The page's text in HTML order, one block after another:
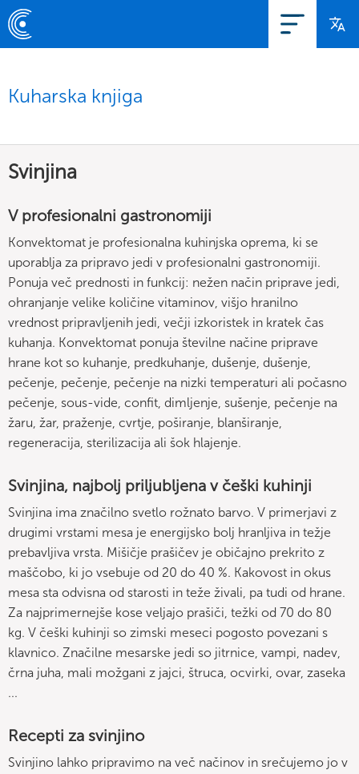
Kuharska knjiga
Svinjina
V profesionalni gastronomiji
Konvektomat je profesionalna kuhinjska oprema, ki se
uporablja za pripravo jedi v profesionalni gastronomiji.
Ponuja več prednosti in funkcij: nežen način priprave jedi,
ohranjanje velike količine vitaminov, višjo hranilno
vrednost pripravljenih jedi, večji izkoristek in kratek čas
kuhanja. Konvektomat ponuja številne načine priprave
hrane kot so kuhanje, predkuhanje, dušenje, dušenje,
pečenje, pečenje, pečenje na nizki temperaturi ali počasno
pečenje, sous-vide, confit, dimljenje, sušenje, pečenje na
žaru, žar, praženje, cvrtje, poširanje, blanširanje,
regeneracija, sterilizacija ali šok hlajenje.
Svinjina, najbolj priljubljena v češki kuhinji
Svinjina ima značilno svetlo rožnato barvo. V primerjavi z
drugimi vrstami mesa je energijsko bolj hranljiva in težje
prebavljiva vrsta. Mišičje prašičev je običajno prekrito z
maščobo, ki jo vsebuje od 20 do 40 %. Kakovost in okus
mesa sta odvisna od starosti in teže živali, pa tudi od hrane.
Za najprimernejše kose veljajo prašiči, težki od 70 do 80
kg. V češki kuhinji so zimski meseci pogosto povezani s
klavnico. Značilne mesarske jedi so jitrnice, vampi, nadev,
črna juha, mali možgani z jajci, štruca, ocvirki, ovar, zaseka
...
Recepti za svinjino
Svinjino lahko pripravimo na več načinov in srečujemo jo v